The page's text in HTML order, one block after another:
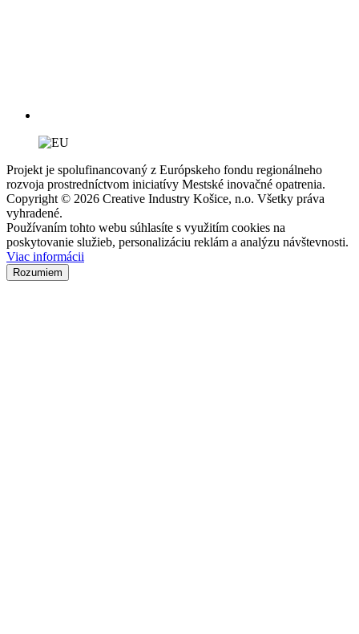
Projekt je spolufinancovaný z Európskeho fondu regionálneho
rozvoja prostredníctvom iniciatívy Mestské inovačné opatrenia.
Copyright © 2026 Creative Industry Košice, n.o. Všetky práva
vyhradené.
Používaním tohto webu súhlasíte s využitím cookies na
poskytovanie služieb, personalizáciu reklám a analýzu návštevnosti.
Viac informácii
Rozumiem